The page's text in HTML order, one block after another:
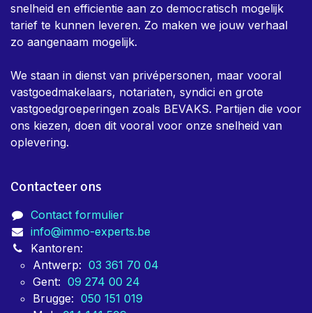
snelheid en efficientie aan zo democratisch mogelijk
tarief te kunnen leveren. Zo maken we jouw verhaal
zo aangenaam mogelijk.
We staan in dienst van privépersonen, maar vooral
vastgoedmakelaars, notariaten, syndici en grote
vastgoedgroeperingen zoals BEVAKS. Partijen die voor
ons kiezen, doen dit vooral voor onze snelheid van
oplevering.
Contacteer ons
Contact formulier
info@immo-experts.be
Kantoren:
Antwerp: 03 361 70 04
Gent: 09 274 00 24
Brugge: 050 151 019